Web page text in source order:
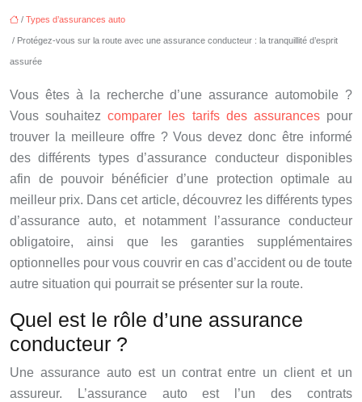
/ Types d’assurances auto
/ Protégez-vous sur la route avec une assurance conducteur : la tranquillité d’esprit
assurée
Vous êtes à la recherche d’une assurance automobile ?
Vous souhaitez comparer les tarifs des assurancespour
trouver la meilleure offre ? Vous devez donc être informé
des différents types d’assurance conducteur disponibles
afin de pouvoir bénéficier d’une protection optimale au
meilleur prix. Dans cet article, découvrez les différents types
d’assurance auto, et notamment l’assurance conducteur
obligatoire, ainsi que les garanties supplémentaires
optionnelles pour vous couvrir en cas d’accident ou de toute
autre situation qui pourrait se présenter sur la route.
Quel est le rôle d’une assurance
conducteur ?
Une assurance auto est un contrat entre un client et un
assureur. L’assurance auto est l’un des contrats